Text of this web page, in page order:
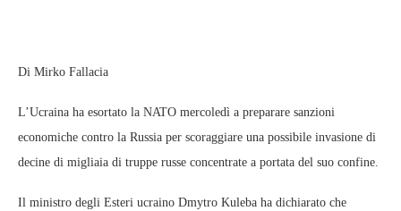
Di Mirko Fallacia
L’Ucraina ha esortato la NATO mercoledì a preparare sanzioni
economiche contro la Russia per scoraggiare una possibile invasione di
decine di migliaia di truppe russe concentrate a portata del suo confine.
Il ministro degli Esteri ucraino Dmytro Kuleba ha dichiarato che